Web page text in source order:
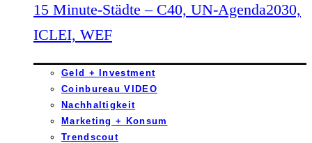
15 Minute-Städte – C40, UN-Agenda2030,
ICLEI, WEF
Geld + Investment
Coinbureau VIDEO
Nachhaltigkeit
Marketing + Konsum
Trendscout